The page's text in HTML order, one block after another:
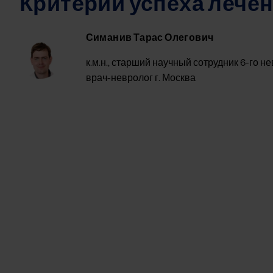
Image
Симанив Тарас Олегович
к.м.н., старший научный сотрудник 6-го
врач-невролог г. Москва